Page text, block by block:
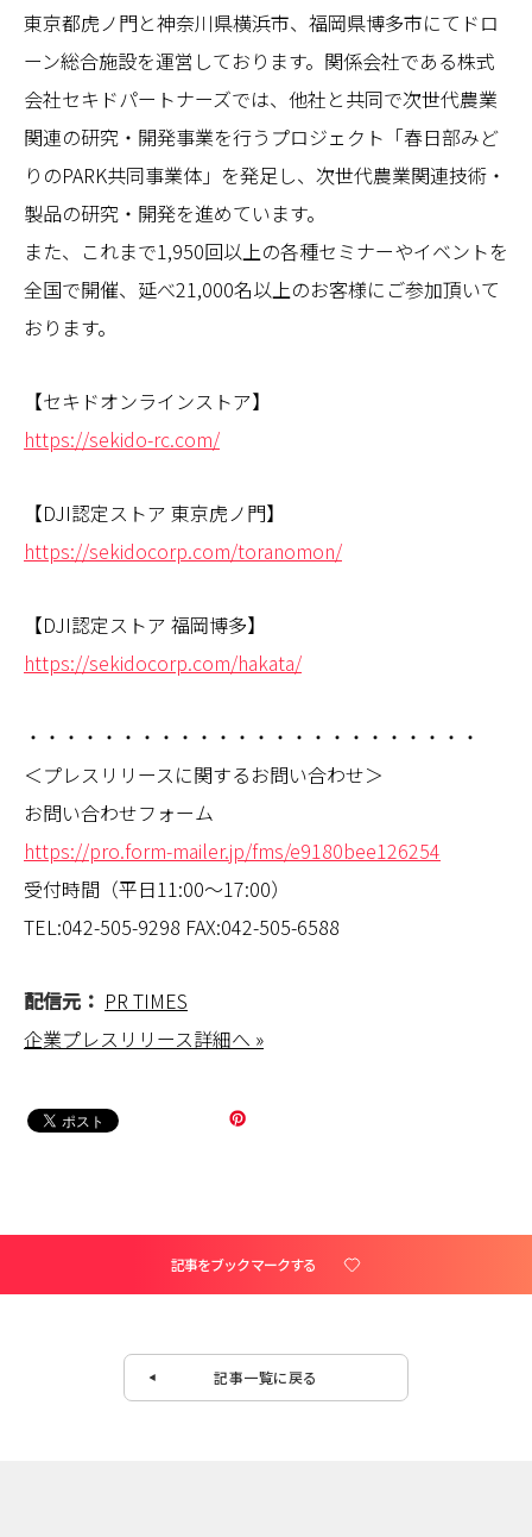
東京都虎ノ門と神奈川県横浜市、福岡県博多市にてドロ
ーン総合施設を運営しております。関係会社である株式
会社セキドパートナーズでは、他社と共同で次世代農業
関連の研究・開発事業を行うプロジェクト「春日部みど
りのPARK共同事業体」を発足し、次世代農業関連技術・
製品の研究・開発を進めています。
また、これまで1,950回以上の各種セミナーやイベントを
全国で開催、延べ21,000名以上のお客様にご参加頂いて
おります。
【セキドオンラインストア】
https://sekido-rc.com/
【DJI認定ストア 東京虎ノ門】
https://sekidocorp.com/toranomon/
【DJI認定ストア 福岡博多】
https://sekidocorp.com/hakata/
・・・・・・・・・・・・・・・・・・・・・・・・
＜プレスリリースに関するお問い合わせ＞
お問い合わせフォーム
https://pro.form-mailer.jp/fms/e9180bee126254
受付時間（平日11:00～17:00）
TEL:042-505-9298 FAX:042-505-6588
配信元： PR TIMES
企業プレスリリース詳細へ »
記事をブックマークする
記事一覧に戻る